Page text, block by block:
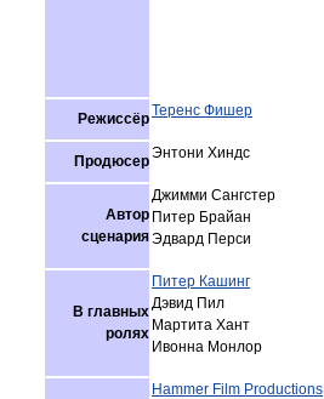
РежиссёрТеренс Фишер
ПродюсерЭнтони Хиндс
Автор
сценария
Джимми Сангстер
Питер Брайан
Эдвард Перси
В главных
ролях
Питер Кашинг
Дэвид Пил
Мартита Хант
Ивонна Монлор
Hammer Film Productions